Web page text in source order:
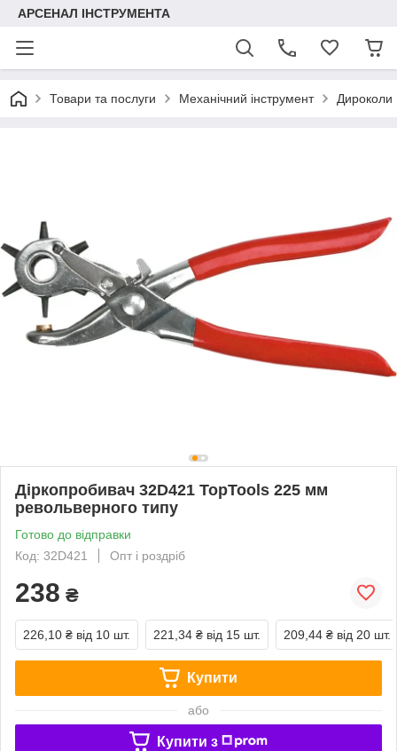
АРСЕНАЛ ІНСТРУМЕНТА
Товари та послуги Механічний інструмент Дироколи
Діркопробивач 32D421 TopTools 225 мм
револьверного типу
Готово до відправки
Код: 32D421
Опт і роздріб
238 ₴
226,10 ₴ від 10 шт. 221,34 ₴ від 15 шт. 209,44 ₴ від 20 шт.
Купити
або
Купити з